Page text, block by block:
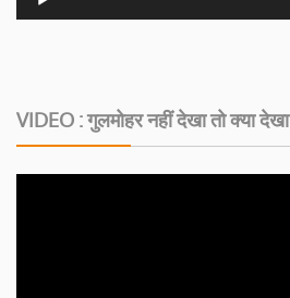
VIDEO : गुलमोहर नहीं देखा तो क्या देखा